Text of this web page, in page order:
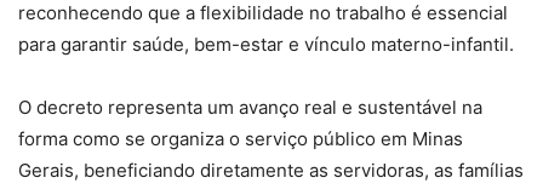
reconhecendo que a flexibilidade no trabalho é essencial
para garantir saúde, bem-estar e vínculo materno-infantil.
O decreto representa um avanço real e sustentável na
forma como se organiza o serviço público em Minas
Gerais, beneficiando diretamente as servidoras, as famílias